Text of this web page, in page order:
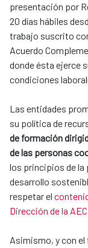
presentación por
20 días hábiles
trabajo suscrito
Acuerdo
donde ésta ejerce
condiciones
Las entidades
su política de
de formación
de las personas
los principios de la
desarrollo
respetar el
Dirección de la
Asimismo, y con